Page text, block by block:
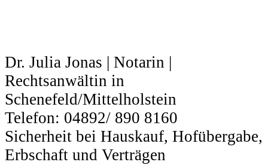
Dr. Julia Jonas | Notarin |
Rechtsanwältin in
Schenefeld/Mittelholstein
Telefon: 04892/ 890 8160
Sicherheit bei Hauskauf, Hofübergabe,
Erbschaft und Verträgen